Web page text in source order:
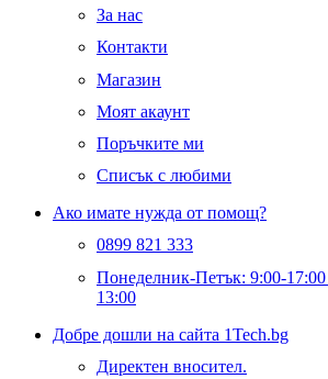
За нас
Контакти
Магазин
Моят акаунт
Поръчките ми
Списък с любими
Ако имате нужда от помощ?
0899 821 333
Понеделник-Петък: 9:00-
13:00
Добре дошли на сайта 1Tech.bg
Директен вносител.